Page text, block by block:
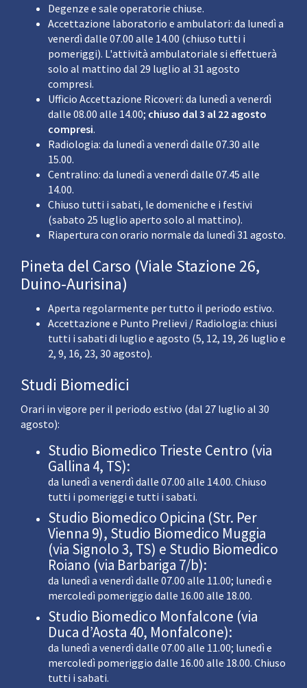
Degenze e sale operatorie chiuse.
Accettazione laboratorio e ambulatori: da lunedì a
venerdì dalle 07.00 alle 14.00 (chiuso tutti i
pomeriggi). L'attività ambulatoriale si effettuerà
solo al mattino dal 29 luglio al 31 agosto
compresi.
Ufficio Accettazione Ricoveri: da lunedì a venerdì
dalle 08.00 alle 14.00; chiuso dal 3 al 22 agosto
compresi.
Radiologia: da lunedì a venerdì dalle 07.30 alle
15.00.
Centralino: da lunedì a venerdì dalle 07.45 alle
14.00.
Chiuso tutti i sabati, le domeniche e i festivi
(sabato 25 luglio aperto solo al mattino).
Riapertura con orario normale da lunedì 31 agosto.
Pineta del Carso (Viale Stazione 26,
Duino-Aurisina)
Aperta regolarmente per tutto il periodo estivo.
Accettazione e Punto Prelievi / Radiologia: chiusi
tutti i sabati di luglio e agosto (5, 12, 19, 26 luglio e
2, 9, 16, 23, 30 agosto).
Studi Biomedici
Orari in vigore per il periodo estivo (dal 27 luglio al 30
agosto):
Studio Biomedico Trieste Centro (via
Gallina 4, TS):
da lunedì a venerdì dalle 07.00 alle 14.00. Chiuso
tutti i pomeriggi e tutti i sabati.
Studio Biomedico Opicina (Str. Per
Vienna 9), Studio Biomedico Muggia
(via Signolo 3, TS) e Studio Biomedico
Roiano (via Barbariga 7/b):
da lunedì a venerdì dalle 07.00 alle 11.00; lunedì e
mercoledì pomeriggio dalle 16.00 alle 18.00.
Studio Biomedico Monfalcone (via
Duca d’Aosta 40, Monfalcone):
da lunedì a venerdì dalle 07.00 alle 11.00; lunedì e
mercoledì pomeriggio dalle 16.00 alle 18.00. Chiuso
tutti i sabati.